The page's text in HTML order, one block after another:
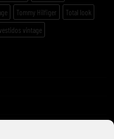
Tommy Hilfiger
Total look
vestidos vintage